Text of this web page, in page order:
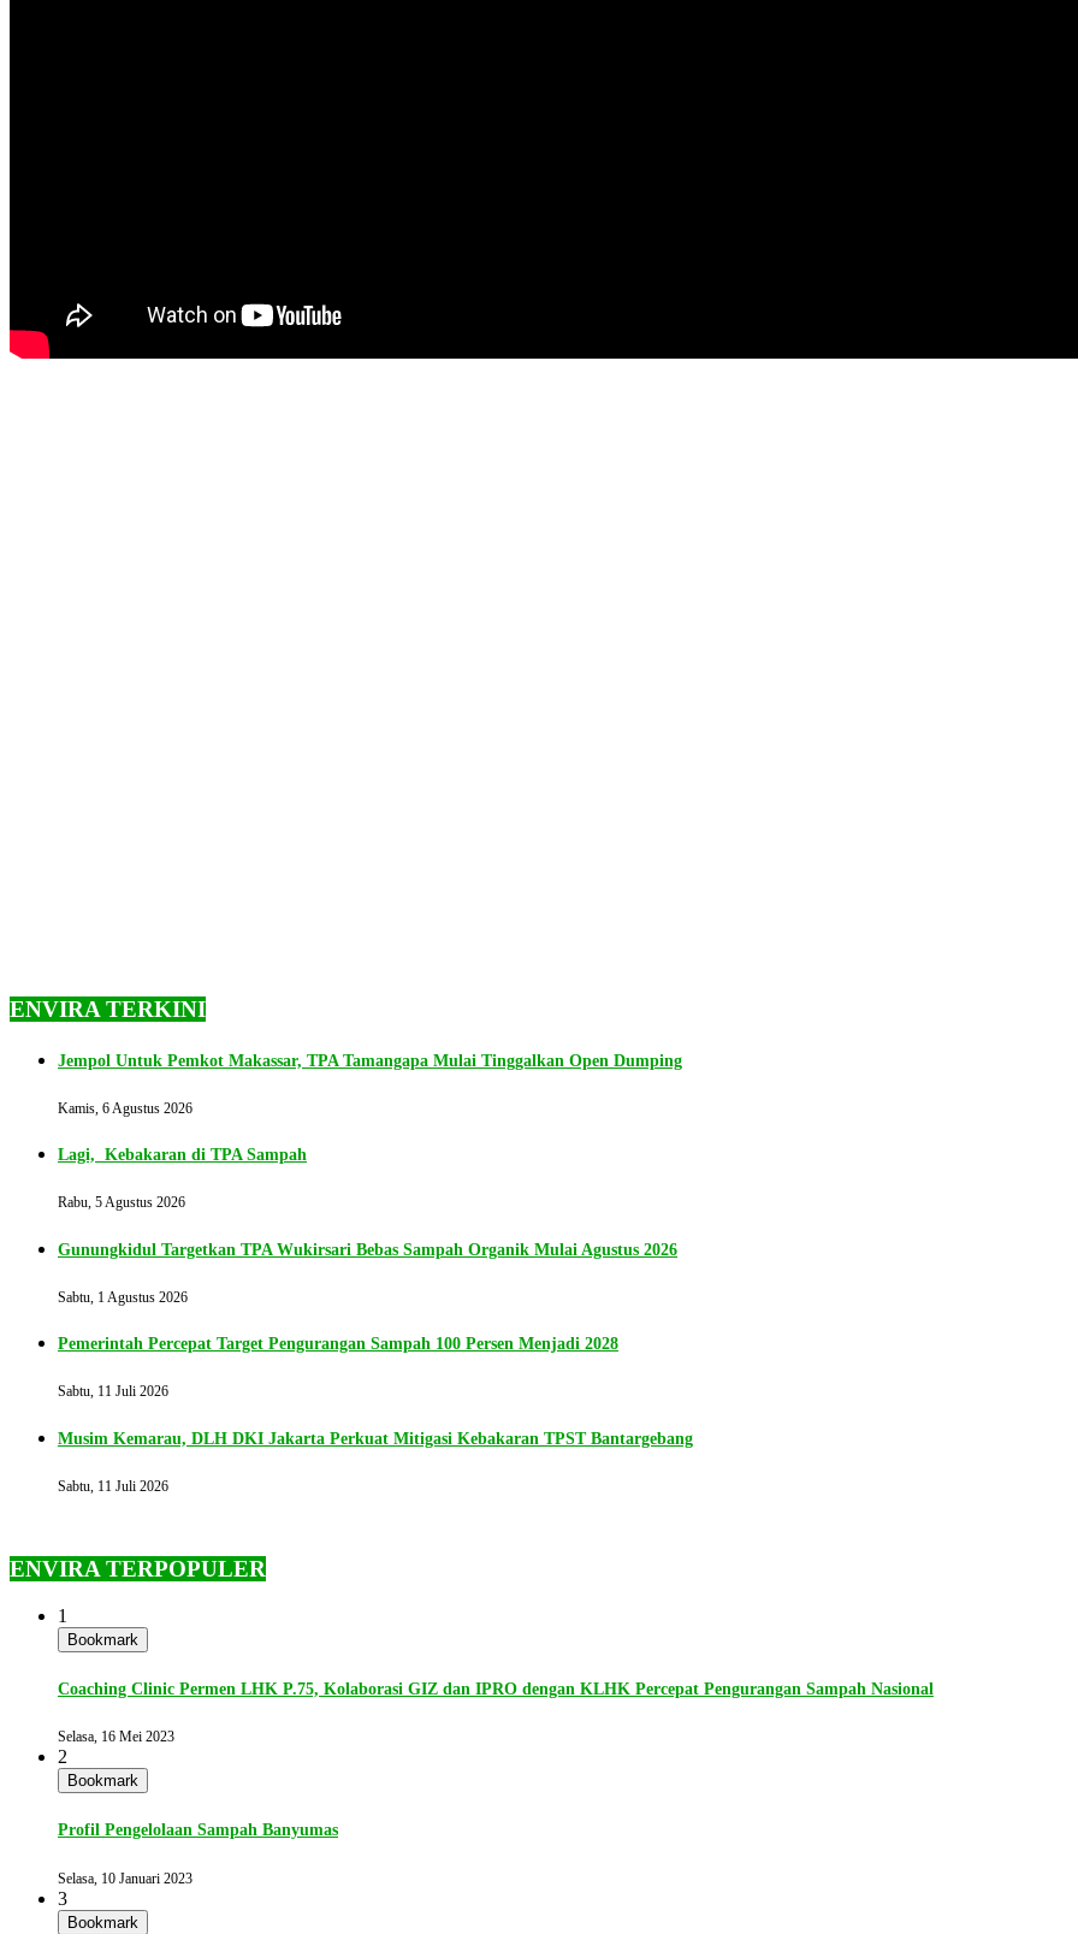
ENVIRA TERKINI
Jempol Untuk Pemkot Makassar, TPA Tamangapa Mulai Tinggalkan Open Dumping
Kamis, 6 Agustus 2026
Lagi, Kebakaran di TPA Sampah
Rabu, 5 Agustus 2026
Gunungkidul Targetkan TPA Wukirsari Bebas Sampah Organik Mulai Agustus 2026
Sabtu, 1 Agustus 2026
Pemerintah Percepat Target Pengurangan Sampah 100 Persen Menjadi 2028
Sabtu, 11 Juli 2026
Musim Kemarau, DLH DKI Jakarta Perkuat Mitigasi Kebakaran TPST Bantargebang
Sabtu, 11 Juli 2026
ENVIRA TERPOPULER
1
Bookmark
Coaching Clinic Permen LHK P.75, Kolaborasi GIZ dan IPRO dengan KLHK Percepat Pengurangan Sampah Nasional
Selasa, 16 Mei 2023
2
Bookmark
Profil Pengelolaan Sampah Banyumas
Selasa, 10 Januari 2023
3
Bookmark